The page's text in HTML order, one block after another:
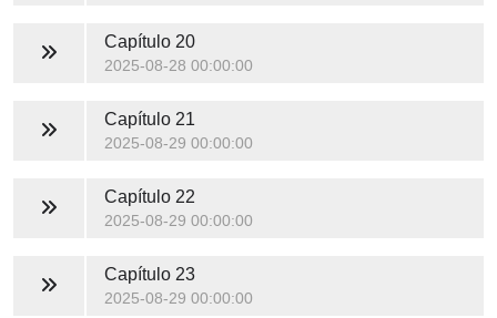
Capítulo 20
2025-08-28 00:00:00
Capítulo 21
2025-08-29 00:00:00
Capítulo 22
2025-08-29 00:00:00
Capítulo 23
2025-08-29 00:00:00